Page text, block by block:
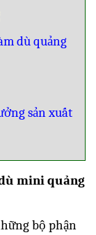
dù quảng
sản xuất
mini quảng
bộ phận